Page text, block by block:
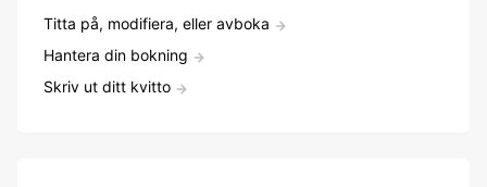
Titta på, modifiera, eller avboka
Hantera din bokning
Skriv ut ditt kvitto